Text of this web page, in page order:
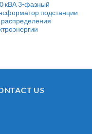
кВА 3-фазный
подстанции
US